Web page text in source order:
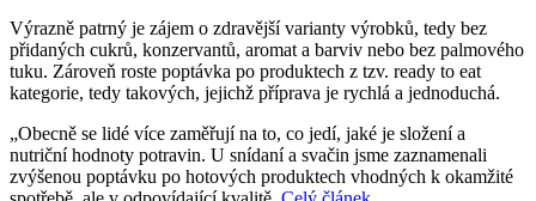
Výrazně patrný je zájem o zdravější varianty výrobků, tedy bez
přidaných cukrů, konzervantů, aromat a barviv nebo bez palmového
tuku. Zároveň roste poptávka po produktech z tzv. ready to eat
kategorie, tedy takových, jejichž příprava je rychlá a jednoduchá.
„Obecně se lidé více zaměřují na to, co jedí, jaké je složení a
nutriční hodnoty potravin. U snídaní a svačin jsme zaznamenali
zvýšenou poptávku po hotových produktech vhodných k okamžité